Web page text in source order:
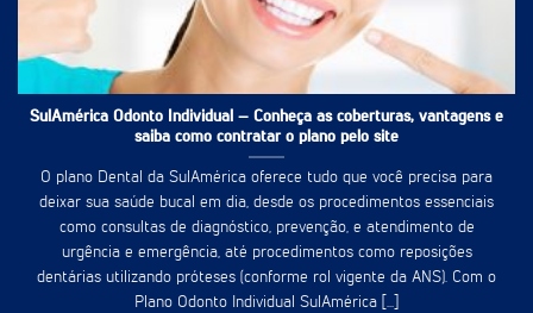
SulAmérica Odonto Individual – Conheça as coberturas, vantagens e
saiba como contratar o plano pelo site
O plano Dental da SulAmérica oferece tudo que você precisa para
deixar sua saúde bucal em dia, desde os procedimentos essenciais
como consultas de diagnóstico, prevenção, e atendimento de
urgência e emergência, até procedimentos como reposições
dentárias utilizando próteses (conforme rol vigente da ANS). Com o
Plano Odonto Individual SulAmérica [...]